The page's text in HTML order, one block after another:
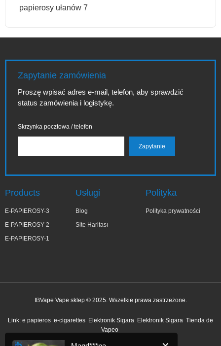
papierosy ułanów 7
Zapytanie zamówienia
Proszę wpisać adres e-mail, telefon, aby sprawdzić
status zamówienia i logistykę.
Skrzynka pocztowa / telefon
Products
E-PAPIEROSY-3
E-PAPIEROSY-2
E-PAPIEROSY-1
Usługi
Blog
Site Haritası
Polityka
Polityka prywatności
IBVape Vape sklep © 2025. Wszelkie prawa zastrzeżone.
Link: e papieros e-cigarettes Elektronik Sigara Elektronik Sigara Tienda de
Vapeo
niedawno kupiony